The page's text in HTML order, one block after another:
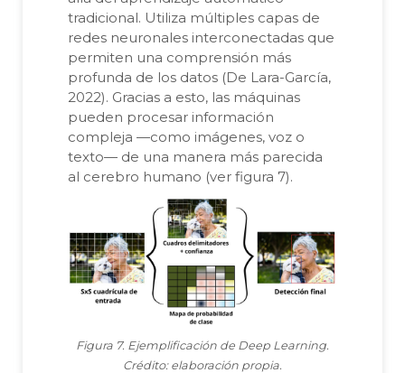
tradicional. Utiliza múltiples capas de
redes neuronales interconectadas que
permiten una comprensión más
profunda de los datos (De Lara-García,
2022). Gracias a esto, las máquinas
pueden procesar información
compleja —como imágenes, voz o
texto— de una manera más parecida
al cerebro humano (ver figura 7).
Figura 7. Ejemplificación de Deep Learning.
Crédito: elaboración propia.